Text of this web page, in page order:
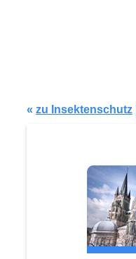
« zu Insektenschutz|